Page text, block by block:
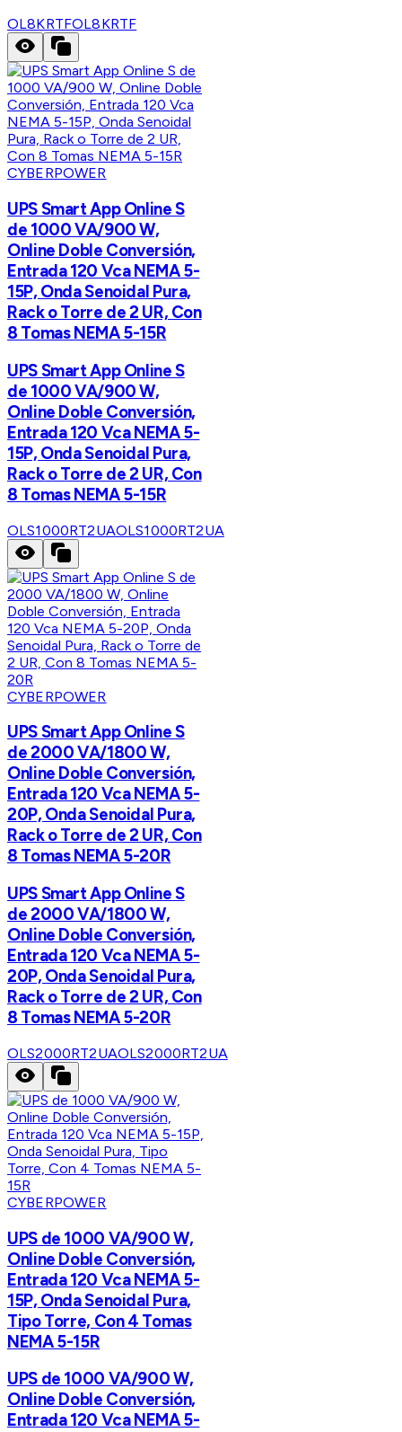
OL8KRTFOL8KRTF
CYBERPOWER
UPS Smart App Online S
de 1000 VA/900 W,
Online Doble Conversión,
Entrada 120 Vca NEMA 5-
15P, Onda Senoidal Pura,
Rack o Torre de 2 UR, Con
8 Tomas NEMA 5-15R
UPS Smart App Online S
de 1000 VA/900 W,
Online Doble Conversión,
Entrada 120 Vca NEMA 5-
15P, Onda Senoidal Pura,
Rack o Torre de 2 UR, Con
8 Tomas NEMA 5-15R
OLS1000RT2UAOLS1000RT2UA
CYBERPOWER
UPS Smart App Online S
de 2000 VA/1800 W,
Online Doble Conversión,
Entrada 120 Vca NEMA 5-
20P, Onda Senoidal Pura,
Rack o Torre de 2 UR, Con
8 Tomas NEMA 5-20R
UPS Smart App Online S
de 2000 VA/1800 W,
Online Doble Conversión,
Entrada 120 Vca NEMA 5-
20P, Onda Senoidal Pura,
Rack o Torre de 2 UR, Con
8 Tomas NEMA 5-20R
OLS2000RT2UAOLS2000RT2UA
CYBERPOWER
UPS de 1000 VA/900 W,
Online Doble Conversión,
Entrada 120 Vca NEMA 5-
15P, Onda Senoidal Pura,
Tipo Torre, Con 4 Tomas
NEMA 5-15R
UPS de 1000 VA/900 W,
Online Doble Conversión,
Entrada 120 Vca NEMA 5-